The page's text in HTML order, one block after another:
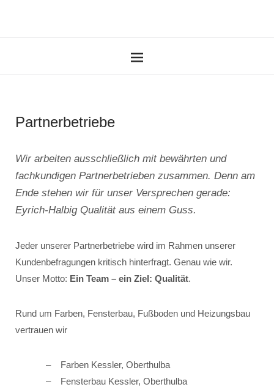
Partnerbetriebe
Wir arbeiten ausschließlich mit bewährten und
fachkundigen Partnerbetrieben zusammen. Denn am
Ende stehen wir für unser Versprechen gerade:
Eyrich-Halbig Qualität aus einem Guss.
Jeder unserer Partnerbetriebe wird im Rahmen unserer
Kundenbefragungen kritisch hinterfragt. Genau wie wir.
Unser Motto: Ein Team – ein Ziel: Qualität.
Rund um Farben, Fensterbau, Fußboden und Heizungsbau
vertrauen wir
Farben Kessler, Oberthulba
Fensterbau Kessler, Oberthulba